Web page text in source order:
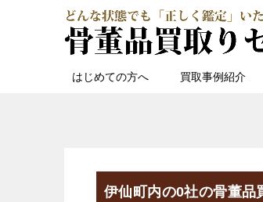
はじめての方へ 買取事例紹介
伊仙町内の0社の骨董品